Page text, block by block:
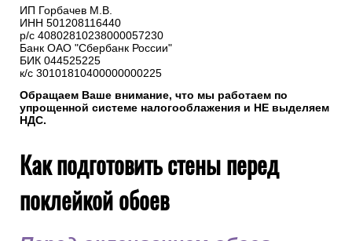
ИП Горбачев М.В.
ИНН 501208116440
р/с 40802810238000057230
Банк ОАО "Сбербанк России"
БИК 044525225
к/с 30101810400000000225
Обращаем Ваше внимание, что мы работаем по
упрощенной системе налогооблажения и НЕ выделяем
НДС.
Как подготовить стены перед
поклейкой обоев